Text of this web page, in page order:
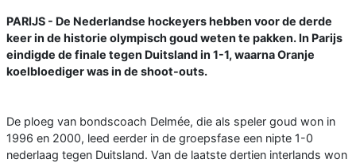
PARIJS - De Nederlandse hockeyers hebben voor de derde
keer in de historie olympisch goud weten te pakken. In Parijs
eindigde de finale tegen Duitsland in 1-1, waarna Oranje
koelbloediger was in de shoot-outs.
De ploeg van bondscoach Delmée, die als speler goud won in
1996 en 2000, leed eerder in de groepsfase een nipte 1-0
nederlaag tegen Duitsland. Van de laatste dertien interlands won